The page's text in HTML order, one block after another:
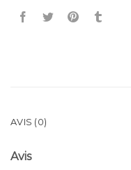
AVIS (0)
Avis